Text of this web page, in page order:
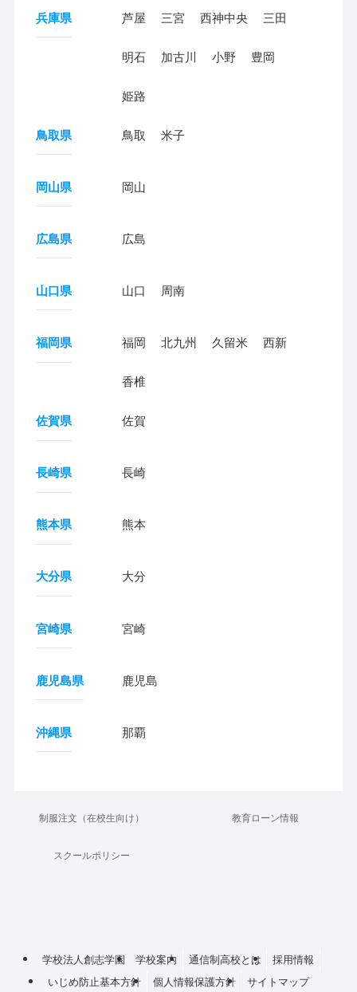
兵庫県 芦屋 三宮 西神中央 三田
明石 加古川 小野 豊岡
姫路
鳥取県 鳥取 米子
岡山県 岡山
広島県 広島
山口県 山口 周南
福岡県 福岡 北九州 久留米 西新
香椎
佐賀県 佐賀
長崎県 長崎
熊本県 熊本
大分県 大分
宮崎県 宮崎
鹿児島県 鹿児島
沖縄県 那覇
制服注文（在校生向け） 教育ローン情報
スクールポリシー
学校法人創志学園 学校案内 通信制高校とは
採用情報
いじめ防止基本方針
個人情報保護方針 サイトマップ